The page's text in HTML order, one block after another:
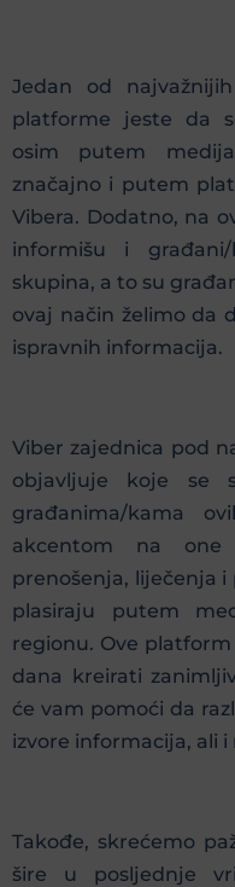
Jedan od
platforme jeste da
osim putem
značajno i putem
Vibera. Dodatno, na
informišu i
skupina, a to su
ovaj način želimo da
ispravnih informacija.
Viber zajednica pod
objavljuje koje se
građanima/kama
akcentom na
prenošenja, liječenja i
plasiraju putem
regionu. Ove
dana kreirati
će vam pomoći da
izvore informacija, ali
Takođe, skrećemo
šire u posljednje